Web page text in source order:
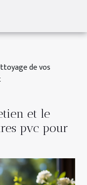
de vos
et le
pvc pour